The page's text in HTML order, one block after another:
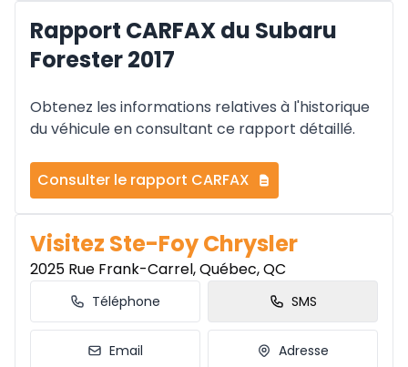
Rapport CARFAX du Subaru
Forester 2017
Obtenez les informations relatives à l'historique
du véhicule en consultant ce rapport détaillé.
Consulter le rapport CARFAX
Visitez Ste-Foy Chrysler
2025 Rue Frank-Carrel, Québec, QC
Téléphone SMS
Email Adresse